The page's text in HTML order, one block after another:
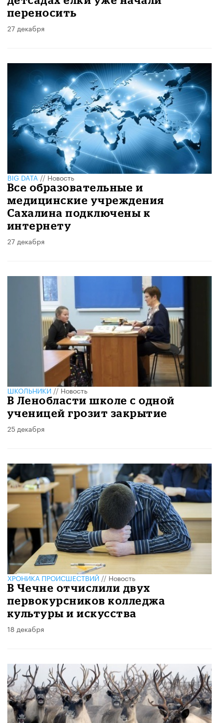
переносить
27 декабря
BIG DATA//Новость
Все образовательные и
медицинские учреждения
Сахалина подключены к
интернету
27 декабря
ШКОЛЬНИКИ//Новость
В Ленобласти школе с одной
ученицей грозит закрытие
25 декабря
ХРОНИКА ПРОИСШЕСТВИЙ//Новость
В Чечне отчислили двух
первокурсников колледжа
культуры и искусства
18 декабря